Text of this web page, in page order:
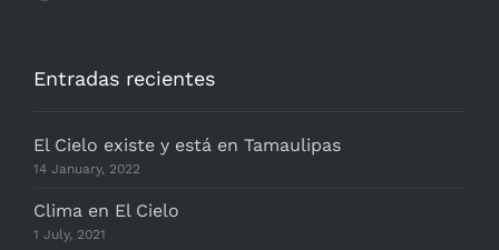
Entradas recientes
El Cielo existe y está en Tamaulipas
14 January, 2022
Clima en El Cielo
1 July, 2021